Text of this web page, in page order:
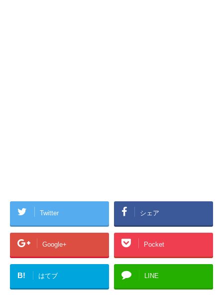
Twitter シェア
Google+ Pocket
B! はてブ LINE